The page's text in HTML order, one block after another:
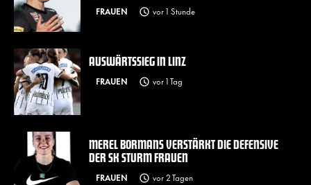
FRAUEN vor 1 Stunde
AUSWÄRTSSIEG IN LINZ
FRAUEN vor 1 Tag
MEREL BORMANS VERSTÄRKT DIE DEFENSIVE
DER SK STURM FRAUEN
FRAUEN vor 2 Tagen